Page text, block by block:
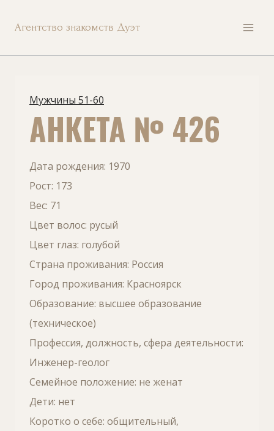
Агентство знакомств Дуэт
Мужчины 51-60
АНКЕТА № 426
Дата рождения: 1970
Рост: 173
Вес: 71
Цвет волос: русый
Цвет глаз: голубой
Страна проживания: Россия
Город проживания: Красноярск
Образование: высшее образование
(техническое)
Профессия, должность, сфера деятельности:
Инженер-геолог
Семейное положение: не женат
Дети: нет
Коротко о себе: общительный,